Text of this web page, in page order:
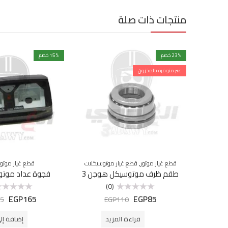
منتجات ذات صلة
23% خصم
غير متوفرة بالمخزون
قطع غيار موتور,قطع غيار موتوسيكلات
طقم ظرف موتوسيكل هوجن 3
التقييم
(0)
EGP85
EGP110
قراءة المزيد
15% خصم
قطع غيار
فجوة عداد
التقييمEGP165
إضافة